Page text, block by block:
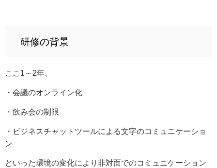
研修の背景
ここ1～2年、
・会議のオンライン化
・飲み会の制限
・ビジネスチャットツールによる文字のコミュニケーショ
ン
といった環境の変化により非対面でのコミュニケーション